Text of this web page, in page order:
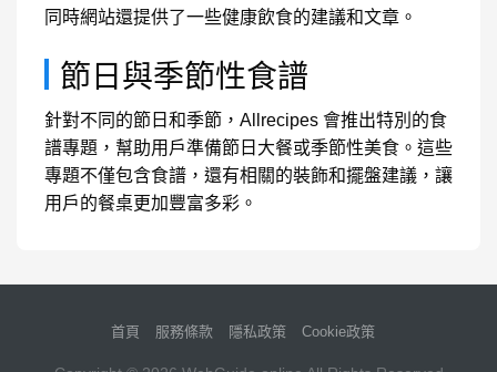
同時網站還提供了一些健康飲食的建議和文章。
節日與季節性食譜
針對不同的節日和季節，Allrecipes 會推出特別的食
譜專題，幫助用戶準備節日大餐或季節性美食。這些
專題不僅包含食譜，還有相關的裝飾和擺盤建議，讓
用戶的餐桌更加豐富多彩。
首頁 服務條款 隱私政策 Cookie政策